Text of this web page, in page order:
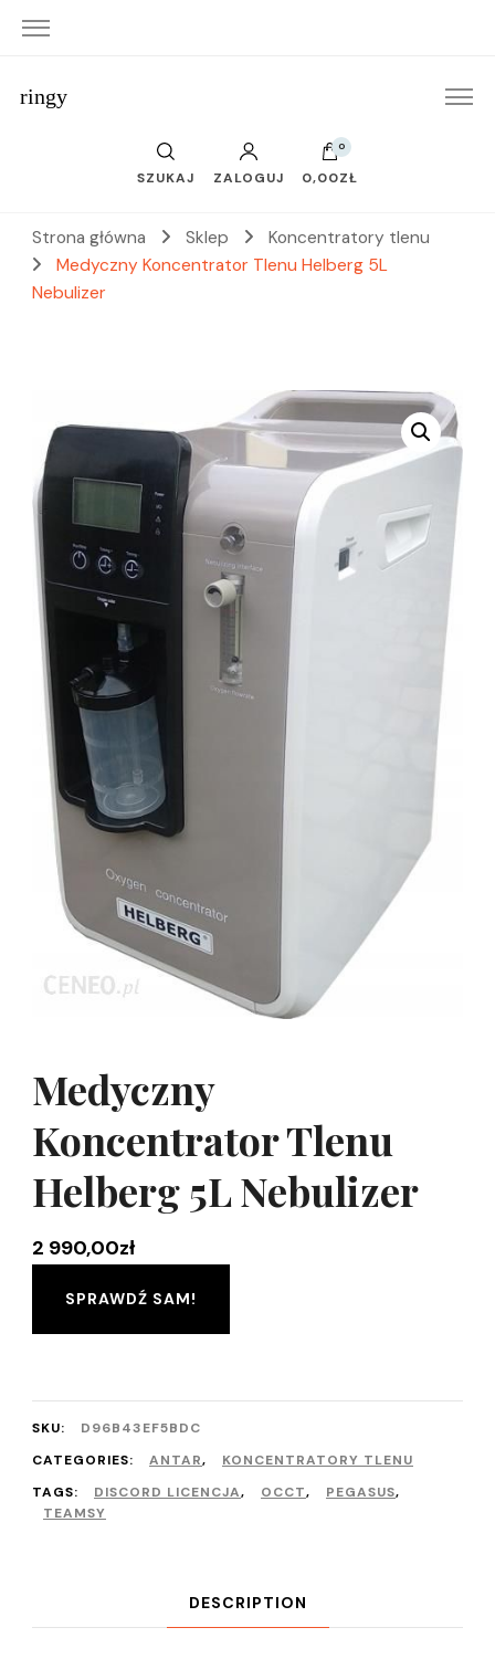
ringy
SZUKAJ ZALOGUJ
0
0,00ZŁ
Strona główna Sklep
Koncentratory tlenu
Medyczny Koncentrator Tlenu Helberg 5L
Nebulizer
Medyczny
Koncentrator Tlenu
Helberg 5L Nebulizer
2 990,00zł
SPRAWDŹ SAM!
SKU:
D96B43EF5BDC
CATEGORIES:
ANTAR,
KONCENTRATORY TLENU
TAGS:
DISCORD LICENCJA, OCCT, PEGASUS,
TEAMSY
DESCRIPTION